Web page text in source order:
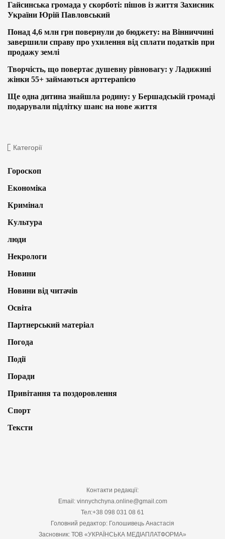
Гайсинська громада у скорботі: пішов із життя Захисник
України Юрій Павловський
Понад 4,6 млн грн повернули до бюджету: на Вінниччині
завершили справу про ухилення від сплати податків при
продажу землі
Творчість, що повертає душевну рівновагу: у Ладижині
жінки 55+ займаються арттерапією
Ще одна дитина знайшла родину: у Бершадській громаді
подарували підлітку шанс на нове життя
Категорії
Гороскоп
Економіка
Кримінал
Культура
люди
Некрологи
Новини
Новини від читачів
Освіта
Партнерський матеріал
Погода
Події
Поради
Привітання та поздоровлення
Спорт
Тексти
Контакти редакції:
Email: vinnychchyna.online@gmail.com
Тел:+38 098 031 08 61
Головний редактор: Голошивець Анастасія
Засновник: ТОВ «УКРАЇНСЬКА МЕДІАПЛАТФОРМА»